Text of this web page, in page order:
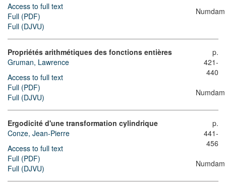
Access to full text
Full (PDF)
Full (DJVU)
Numdam
Propriétés arithmétiques des fonctions entières
Gruman, Lawrence
Access to full text
Full (PDF)
Full (DJVU)
p.
421-
440
Numdam
Ergodicité d'une transformation cylindrique
Conze, Jean-Pierre
Access to full text
Full (PDF)
Full (DJVU)
p.
441-
456
Numdam